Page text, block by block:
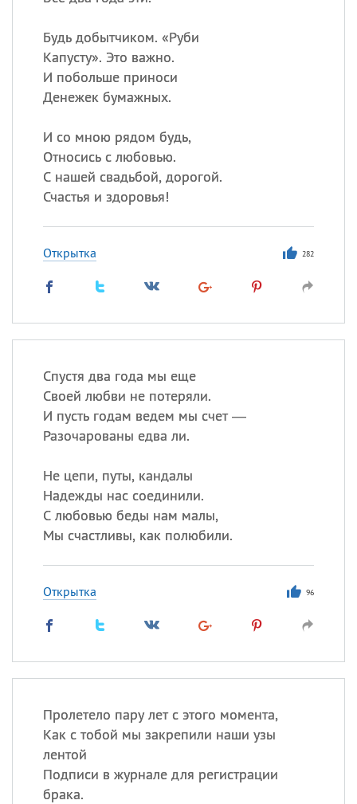
Будь добытчиком. «Руби
Капусту». Это важно.
И побольше приноси
Денежек бумажных.
И со мною рядом будь,
Относись с любовью.
С нашей свадьбой, дорогой.
Счастья и здоровья!
Открытка 282
Спустя два года мы еще
Своей любви не потеряли.
И пусть годам ведем мы счет —
Разочарованы едва ли.
Не цепи, путы, кандалы
Надежды нас соединили.
С любовью беды нам малы,
Мы счастливы, как полюбили.
Открытка 96
Пролетело пару лет с этого момента,
Как с тобой мы закрепили наши узы
лентой
Подписи в журнале для регистрации
брака.
ИМЕНА
Сегодня празднуют именины
Анна
Посмотреть значение